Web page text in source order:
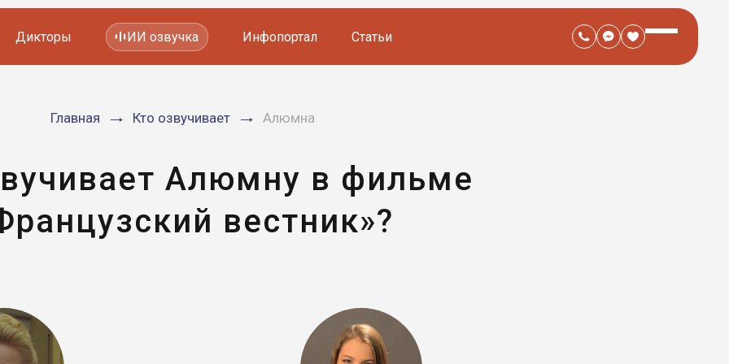
Мультфильмов
Дикторы ИИ озвучка Инфопортал Статьи
Главная Кто озвучивает Алюмна
Алюмну в фильме
вестник»?